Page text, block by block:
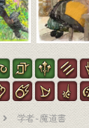
学者-魔道書